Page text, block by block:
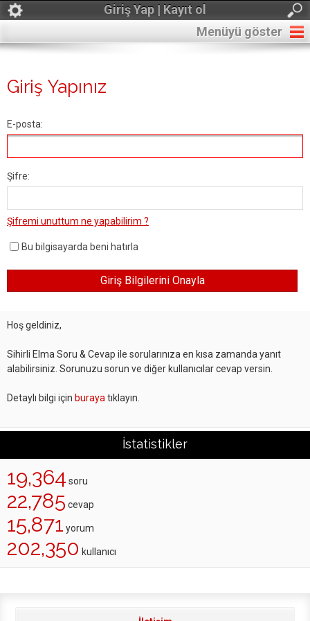
Giriş Yap | Kayıt ol
Menüyü göster
Giriş Yapınız
E-posta:
Şifre:
Şifremi unuttum ne yapabilirim ?
Bu bilgisayarda beni hatırla
Hoş geldiniz,
Sihirli Elma Soru & Cevap ile sorularınıza en kısa zamanda yanıt
alabilirsiniz. Sorunuzu sorun ve diğer kullanıcılar cevap versin.
Detaylı bilgi için buraya tıklayın.
İstatistikler
19,364 soru
22,785 cevap
15,871 yorum
202,350 kullanıcı